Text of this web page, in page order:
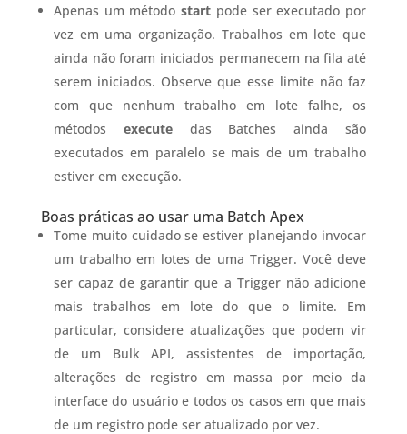
Apenas um métodostart pode ser executado por
vez em uma organização. Trabalhos em lote que
ainda não foram iniciados permanecem na fila até
serem iniciados. Observe que esse limite não faz
com que nenhum trabalho em lote falhe, os
métodos executedas Batches ainda são
executados em paralelo se mais de um trabalho
estiver em execução.
Boas práticas ao usar uma Batch Apex
Tome muito cuidado se estiver planejando invocar
um trabalho em lotes de uma Trigger. Você deve
ser capaz de garantir que a Trigger não adicione
mais trabalhos em lote do que o limite. Em
particular, considere atualizações que podem vir
de um Bulk API, assistentes de importação,
alterações de registro em massa por meio da
interface do usuário e todos os casos em que mais
de um registro pode ser atualizado por vez.